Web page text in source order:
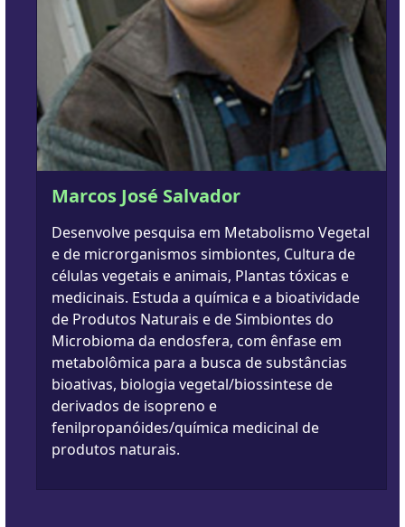
Marcos José Salvador
Desenvolve pesquisa em Metabolismo Vegetal
e de microrganismos simbiontes, Cultura de
células vegetais e animais, Plantas tóxicas e
medicinais. Estuda a química e a bioatividade
de Produtos Naturais e de Simbiontes do
Microbioma da endosfera, com ênfase em
metabolômica para a busca de substâncias
bioativas, biologia vegetal/biossintese de
derivados de isopreno e
fenilpropanóides/química medicinal de
produtos naturais.